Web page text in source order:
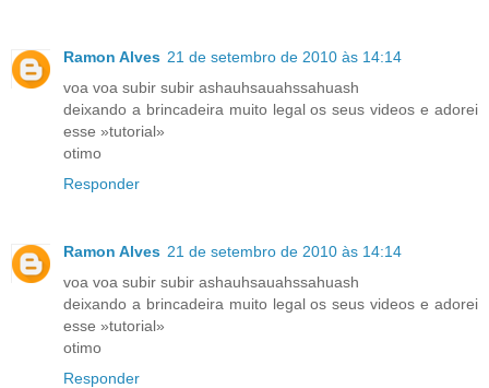
Ramon Alves 21 de setembro de 2010 às 14:14
voa voa subir subir ashauhsauahssahuash
deixando a brincadeira muito legal os seus videos e adorei
esse »tutorial»
otimo
Responder
Ramon Alves 21 de setembro de 2010 às 14:14
voa voa subir subir ashauhsauahssahuash
deixando a brincadeira muito legal os seus videos e adorei
esse »tutorial»
otimo
Responder